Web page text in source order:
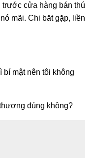
trước cửa hàng bán thú
mãi. Chi băt gặp, liền
bí mật nên tôi không
đúng không?